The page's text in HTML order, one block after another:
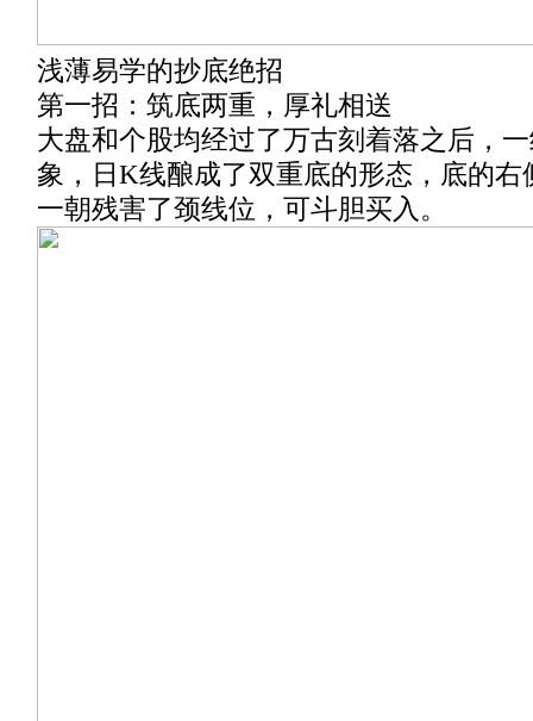
浅薄易学的抄底绝招
第一招：筑底两重，厚礼相送
大盘和个股均经过了万古刻着落之后，
象，日K线酿成了双重底的形态，底的右
一朝残害了颈线位，可斗胆买入。